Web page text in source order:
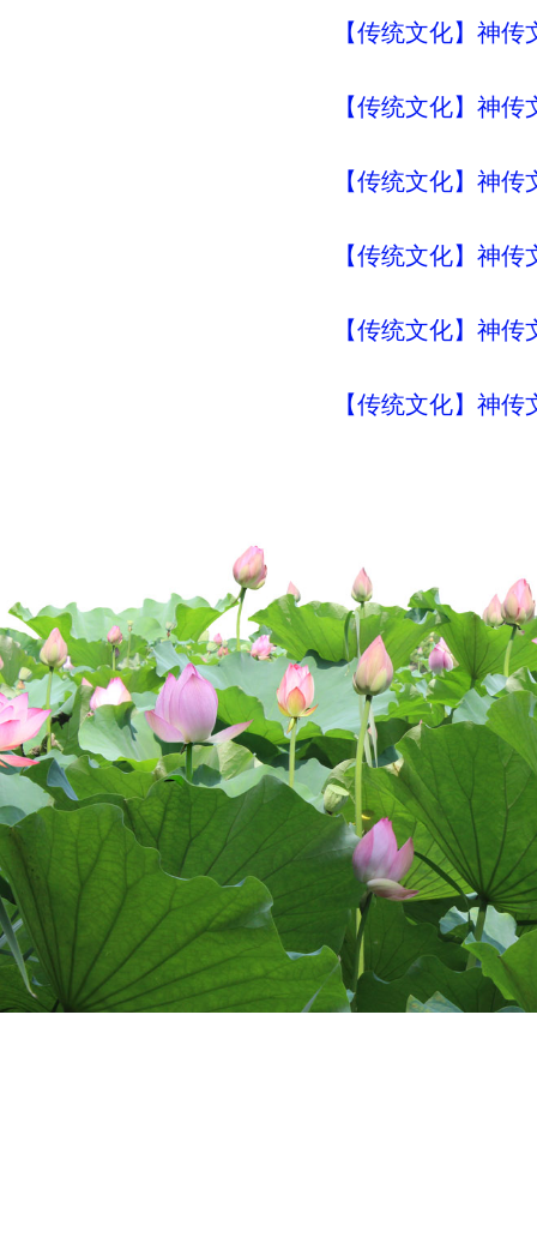
【传统文化】神
【传统文化】神
【传统文化】神
【传统文化】神
【传统文化】神
【传统文化】神